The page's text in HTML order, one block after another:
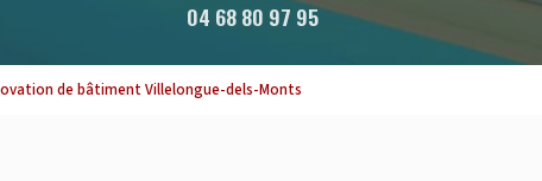
04 68 80 97 95
de bâtiment Villelongue-dels-Monts